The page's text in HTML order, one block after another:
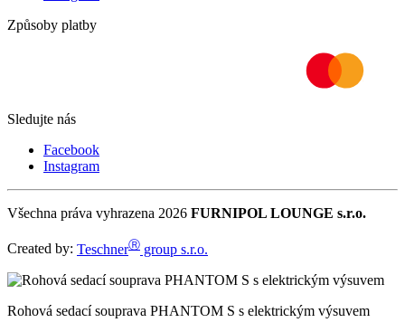
Způsoby platby
Sledujte nás
Facebook
Instagram
Všechna práva vyhrazena 2026 FURNIPOL LOUNGE s.r.o.
Created by: TeschnerⓇ group s.r.o.
Rohová sedací souprava PHANTOM S s elektrickým výsuvem